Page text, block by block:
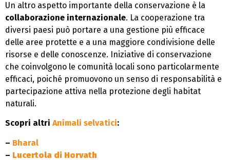
Un altro aspetto importante della conservazione è la
collaborazione internazionale. La cooperazione tra
diversi paesi può portare a una gestione più efficace
delle aree protette e a una maggiore condivisione delle
risorse e delle conoscenze. Iniziative di conservazione
che coinvolgono le comunità locali sono particolarmente
efficaci, poiché promuovono un senso di responsabilità e
partecipazione attiva nella protezione degli habitat
naturali.
Scopri altri Animali selvatici:
– Bharal
– Lucertola di Horvath